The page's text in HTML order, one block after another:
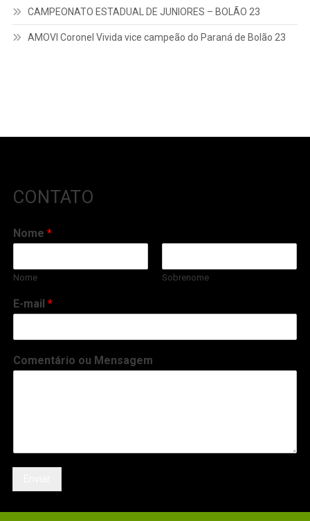
CAMPEONATO ESTADUAL DE JUNIORES – BOLÃO 23
AMOVI Coronel Vivida vice campeão do Paraná de Bolão 23
CONTATO
Nome*
Nome Sobrenome
E-mail*
Comentário ou Mensagem